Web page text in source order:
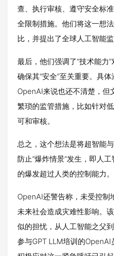
查、执行审核、遵守安全标
全限制措施。他们将这一想
比，并提出了全球人工智能监
最后，他们强调了“技术能力
确保其“安全”至关重要。具
OpenAI来说也还不清楚，但
繁琐的监管措施，比如针对
可和审核。
总之，这个想法是将超智能
防止“爆炸情景”发生，即人
的爆发超过人类的控制能力。
OpenAI还警告称，未受控制
未来社会造成灾难性影响。
似的担忧，从人工智能之父
参与GPT LLM培训的